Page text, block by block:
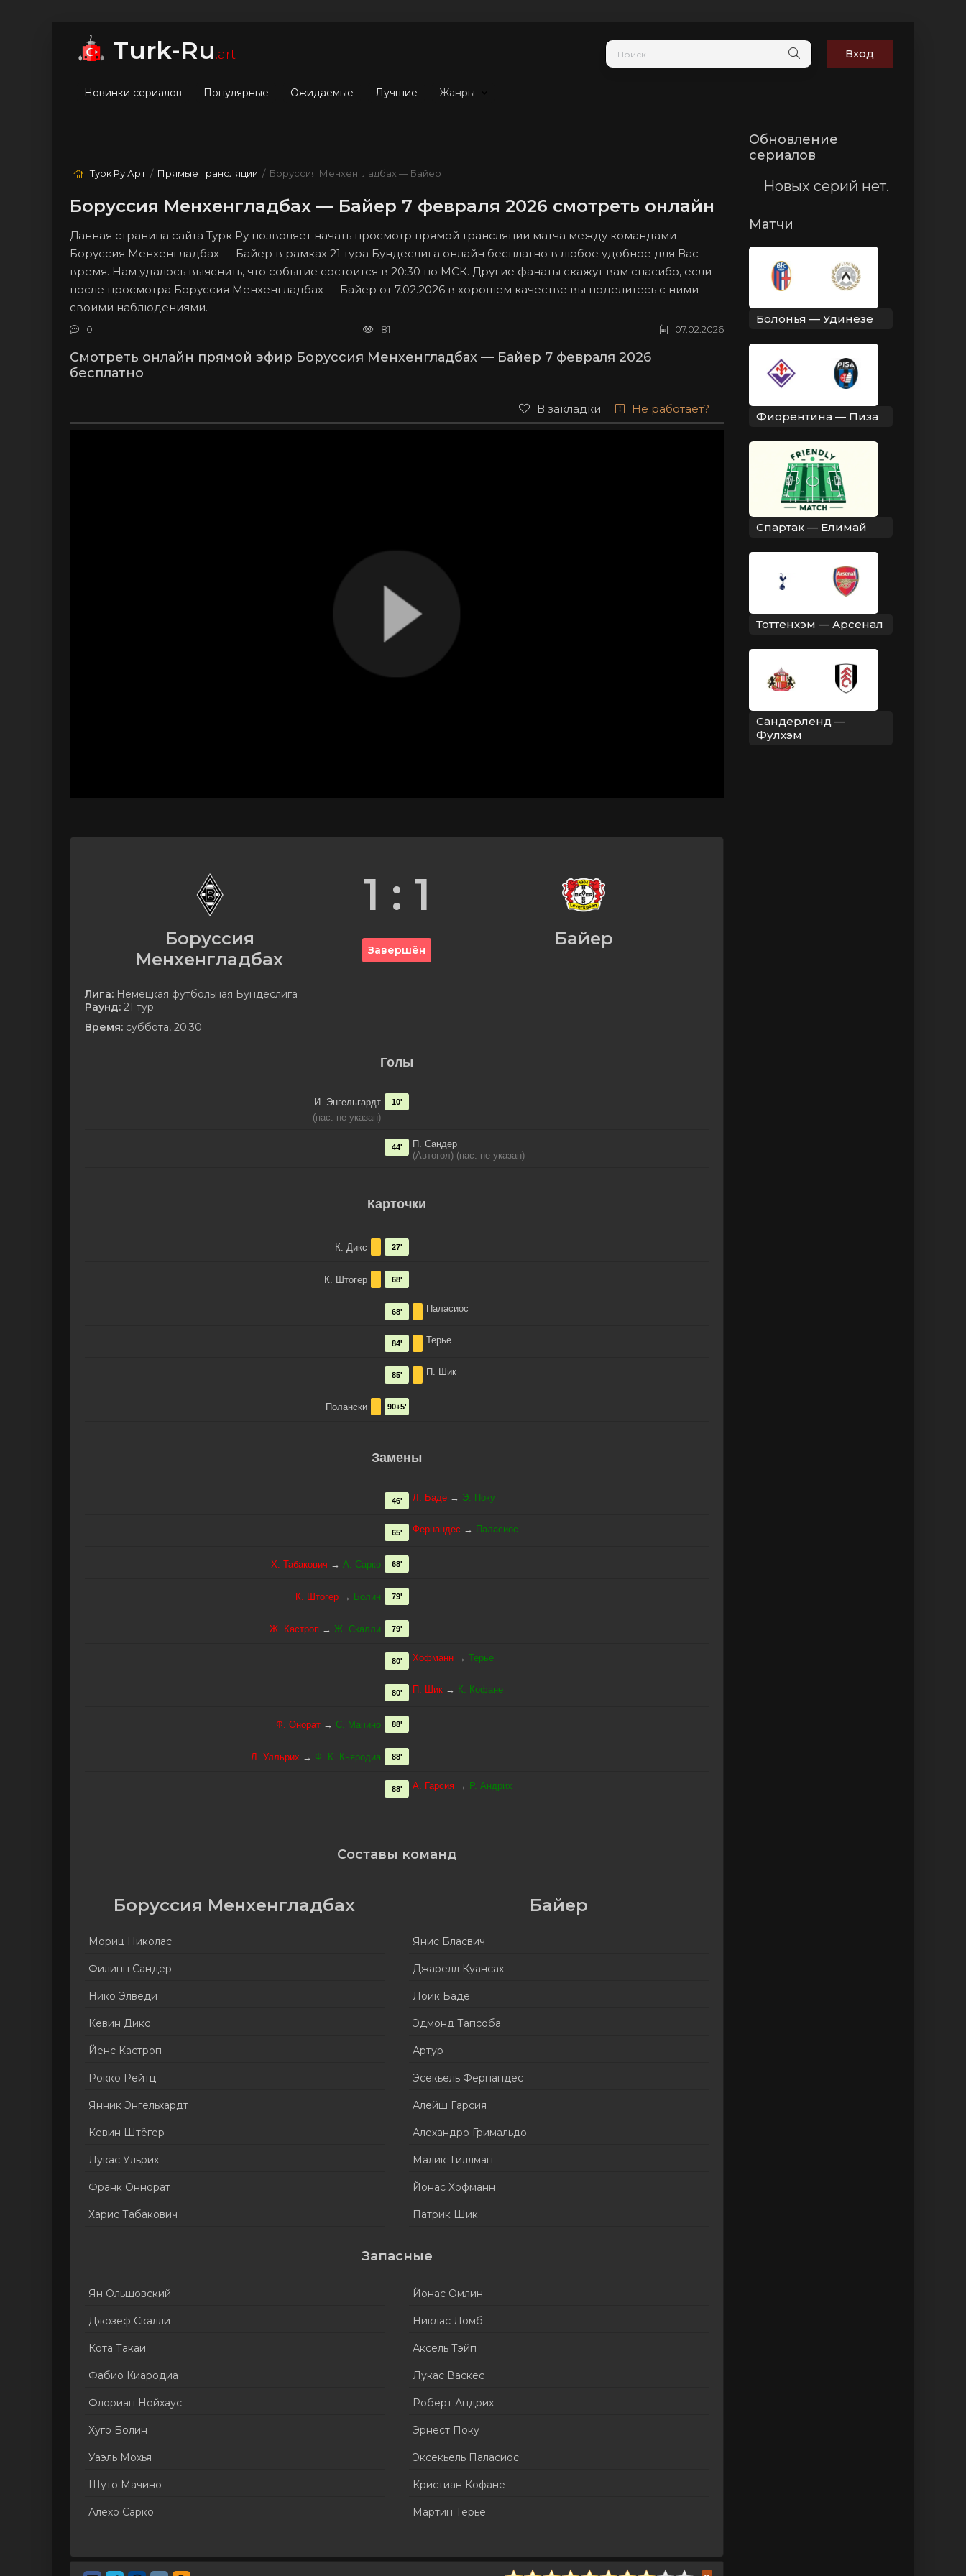
Turk-Ru.art Вход
Новинки сериалов Популярные Ожидаемые Лучшие Жанры
Турк Ру Арт / Прямые трансляции / Боруссия Менхенгладбах — Байер
Боруссия Менхенгладбах — Байер 7 февраля 2026 смотреть онлайн
Данная страница сайта Турк Ру позволяет начать просмотр прямой трансляции матча между командами
Боруссия Менхенгладбах — Байер в рамках 21 тура Бундеслига онлайн бесплатно в любое удобное для Вас
время. Нам удалось выяснить, что событие состоится в 20:30 по МСК. Другие фанаты скажут вам спасибо, если
после просмотра Боруссия Менхенгладбах — Байер от 7.02.2026 в хорошем качестве вы поделитесь с ними
своими наблюдениями.
07.02.2026
81
0
Смотреть онлайн прямой эфир Боруссия Менхенгладбах — Байер 7 февраля 2026
бесплатно
В закладки Не работает?
Боруссия
Менхенгладбах
1 : 1
Завершён
Байер
Лига: Немецкая футбольная Бундеслига
Раунд: 21 тур
Время: суббота, 20:30
Голы
И. Энгельгардт
(пас: не указан)
10'
П. Сандер
(Автогол) (пас: не указан)
44'
Карточки
К. Дикс 27'
К. Штогер 68'
Паласиос
68'
Терье
84'
П. Шик
85'
Полански 90+5'
Замены
Л. Баде → Э. Поку
46'
Фернандес → Паласиос
65'
Х. Табакович → А. Сарко 68'
К. Штогер → Болин 79'
Ж. Кастроп → Ж. Скалли 79'
Хофманн → Терье
80'
П. Шик → К. Кофане
80'
Ф. Онoрат → С. Мачино 88'
Л. Улльрих → Ф. К. Кьяродиа 88'
А. Гарсия → Р. Андрих
88'
Составы команд
Боруссия Менхенгладбах
Мориц Николас
Филипп Сандер
Нико Элведи
Кевин Дикс
Йенс Кастроп
Рокко Рейтц
Янник Энгельхардт
Кевин Штёгер
Лукас Ульрих
Франк Оннорат
Харис Табакович
Байер
Янис Бласвич
Джарелл Куансах
Лоик Баде
Эдмонд Тапсоба
Артур
Эсекьель Фернандес
Алейш Гарсия
Алехандро Гримальдо
Малик Тиллман
Йонас Хофманн
Патрик Шик
Запасные
Ян Ольшовский
Джозеф Скалли
Кота Такаи
Фабио Киародиа
Флориан Нойхаус
Хуго Болин
Уаэль Мохья
Шуто Мачино
Алехо Сарко
Йонас Омлин
Никлас Ломб
Аксель Тэйп
Лукас Васкес
Роберт Андрих
Эрнест Поку
Эксекьель Паласиос
Кристиан Кофане
Мартин Терье
Обновление
сериалов
Новых серий нет.
Матчи
Болонья — Удинезе
Фиорентина — Пиза
Спартак — Елимай
Тоттенхэм — Арсенал
Сандерленд —
Фулхэм